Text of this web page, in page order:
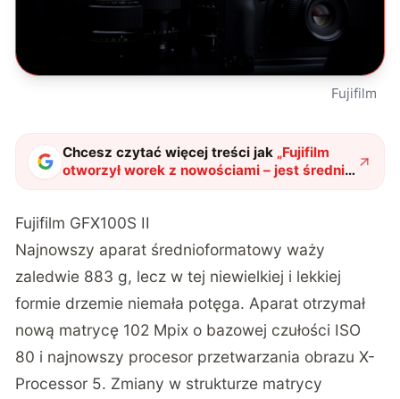
Fujifilm
Chcesz czytać więcej treści jak „Fujifilm
otworzył worek z nowościami – jest średni
format dla mas GFX100S II, zgrabny X-T50 i
Fujifilm GFX100S II
Najnowszy aparat średnioformatowy waży
zaledwie 883 g, lecz w tej niewielkiej i lekkiej
formie drzemie niemała potęga. Aparat otrzymał
nową matrycę 102 Mpix o bazowej czułości ISO
80 i najnowszy procesor przetwarzania obrazu X-
Processor 5. Zmiany w strukturze matrycy